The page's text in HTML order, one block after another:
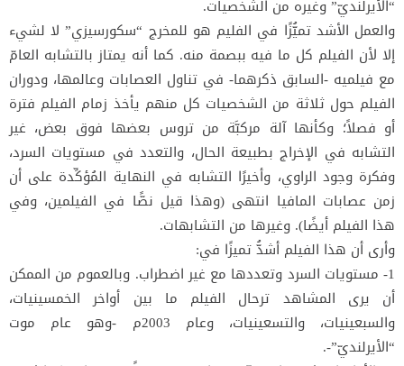
“الأيرلنديّ” وغيره من الشخصيات.
والعمل الأشد تميُّزًا في الفليم هو للمخرج “سكورسيزي” لا لشيء
إلا لأن الفيلم كل ما فيه ببصمة منه. كما أنه يمتاز بالتشابه العامّ
مع فيلميه -السابق ذكرهما- في تناول العصابات وعالمها، ودوران
الفيلم حول ثلاثة من الشخصيات كل منهم يأخذ زمام الفيلم فترة
أو فصلاً؛ وكأنها آلة مركبَّة من تروس بعضها فوق بعض، غير
التشابه في الإخراج بطبيعة الحال، والتعدد في مستويات السرد،
وفكرة وجود الراوي، وأخيرًا التشابه في النهاية المُؤكِّدة على أن
زمن عصابات المافيا انتهى (وهذا قيل نصًّا في الفيلمين، وفي
هذا الفيلم أيضًا). وغيرها من التشابهات.
وأرى أن هذا الفيلم أشدُّ تميزًا في:
1- مستويات السرد وتعددها مع غير اضطراب. وبالعموم من الممكن
أن يرى المشاهد ترحال الفيلم ما بين أواخر الخمسينيات،
والسبعينيات، والتسعينيات، وعام 2003م -وهو عام موت
“الأيرلنديّ”-.